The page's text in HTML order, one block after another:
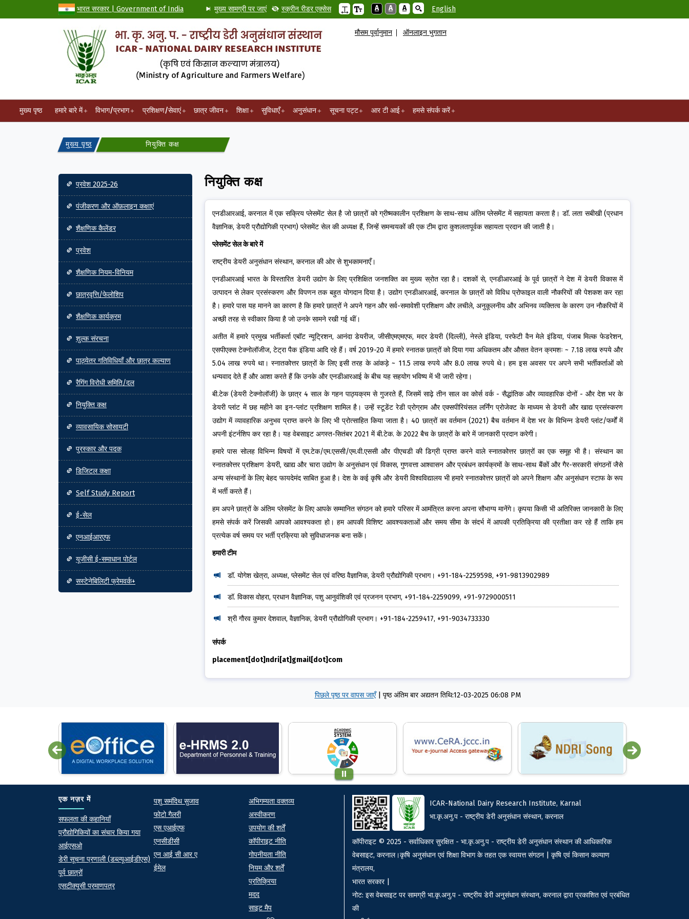
भारत सरकार | Government of India मुख्य सामग्री पर जाएं स्क्रीन रीडर एक्सेस A A A English
मौसम पूर्वानुमान ऑनलाइन भुगतान
मुख्य पृष्ठ हमारे बारे में विभाग/प्रभाग प्रशिक्षण/सेवाएं छात्र जीवन शिक्षा सुविधाएँ अनुसंधान सूचना पट्ट आर टी आई हमसे संपर्क करें
मुख्य पृष्ठ नियुक्ति कक्ष
Main navigation
प्रवेश 2025-26
पंजीकरण और ऑफ़लाइन कक्षाएं
शैक्षणिक कैलेंडर
प्रवेश
शैक्षणिक नियम-विनियम
छात्रवृत्ति/फेलोशिप
शैक्षणिक कार्यक्रम
शुल्क संरचना
पाठ्येतर गतिविधियाँ और छात्र कल्याण
रैगिंग विरोधी समिति/दल
नियुक्ति कक्ष
व्यावसायिक सोसायटी
पुरस्कार और पदक
डिजिटल कक्षा
Self Study Report
ई-सेल
एनआईआरएफ
यूजीसी ई-समाधान पोर्टल
सस्टेनेबिलिटी फ्रेमवर्क+
नियुक्ति कक्ष
एनडीआरआई, करनाल में एक सक्रिय प्लेसमेंट सेल है जो छात्रों को ग्रीष्मकालीन प्रशिक्षण के साथ-साथ अंतिम प्लेसमेंट में सहायता करता है। डॉ. लता सबीखी (प्रधान
वैज्ञानिक, डेयरी प्रौद्योगिकी प्रभाग) प्लेसमेंट सेल की अध्यक्ष हैं, जिन्हें समन्वयकों की एक टीम द्वारा कुशलतापूर्वक सहायता प्रदान की जाती है।
प्लेसमेंट सेल के बारे में
राष्ट्रीय डेयरी अनुसंधान संस्थान, करनाल की ओर से शुभकामनाएँ।
एनडीआरआई भारत के विस्तारित डेयरी उद्योग के लिए प्रशिक्षित जनशक्ति का मुख्य स्रोत रहा है। दशकों से, एनडीआरआई के पूर्व छात्रों ने देश में डेयरी विकास में
उत्पादन से लेकर प्रसंस्करण और विपणन तक बहुत योगदान दिया है। उद्योग एनडीआरआई, करनाल के छात्रों को विविध प्रोफाइल वाली नौकरियों की पेशकश कर रहा
है। हमारे पास यह मानने का कारण है कि हमारे छात्रों ने अपने गहन और सर्व-समावेशी प्रशिक्षण और लचीले, अनुकूलनीय और अभिनव व्यक्तित्व के कारण उन नौकरियों में
अच्छी तरह से स्वीकार किया है जो उनके सामने रखी गई थीं।
अतीत में हमारे प्रमुख भर्तीकर्ता एबॉट न्यूट्रिशन, आनंदा डेयरीज, जीसीएमएमएफ, मदर डेयरी (दिल्ली), नेस्ले इंडिया, परफेटी वैन मेले इंडिया, पंजाब मिल्क फेडरेशन,
एसपीएक्स टेक्नोलॉजीज, टेट्रा पैक इंडिया आदि रहे हैं। वर्ष 2019-20 में हमारे स्नातक छात्रों को दिया गया अधिकतम और औसत वेतन क्रमशः ~ 7.18 लाख रुपये और
5.04 लाख रुपये था। स्नातकोत्तर छात्रों के लिए इसी तरह के आंकड़े ~ 11.5 लाख रुपये और 8.0 लाख रुपये थे। हम इस अवसर पर अपने सभी भर्तीकर्ताओं को
धन्यवाद देते हैं और आशा करते हैं कि उनके और एनडीआरआई के बीच यह सहयोग भविष्य में भी जारी रहेगा।
बी.टेक (डेयरी टेक्नोलॉजी) के छात्र 4 साल के गहन पाठ्यक्रम से गुजरते हैं, जिसमें साढ़े तीन साल का कोर्स वर्क - सैद्धांतिक और व्यावहारिक दोनों - और देश भर के
डेयरी प्लांट में छह महीने का इन-प्लांट प्रशिक्षण शामिल है। उन्हें स्टूडेंट रेडी प्रोग्राम और एक्सपीरियंसल लर्निंग प्रोजेक्ट के माध्यम से डेयरी और खाद्य प्रसंस्करण
उद्योग में व्यावहारिक अनुभव प्राप्त करने के लिए भी प्रोत्साहित किया जाता है। 40 छात्रों का वर्तमान (2021) बैच वर्तमान में देश भर के विभिन्न डेयरी प्लांट/फर्मों में
अपनी इंटर्नशिप कर रहा है। यह वेबसाइट अगस्त-सितंबर 2021 में बी.टेक. के 2022 बैच के छात्रों के बारे में जानकारी प्रदान करेगी।
हमारे पास सोलह विभिन्न विषयों में एम.टेक/एम.एससी/एम.वी.एससी और पीएचडी की डिग्री प्राप्त करने वाले स्नातकोत्तर छात्रों का एक समूह भी है। संस्थान का
स्नातकोत्तर प्रशिक्षण डेयरी, खाद्य और चारा उद्योग के अनुसंधान एवं विकास, गुणवत्ता आश्वासन और प्रबंधन कार्यक्रमों के साथ-साथ बैंकों और गैर-सरकारी संगठनों जैसे
अन्य संस्थानों के लिए बेहद फायदेमंद साबित हुआ है। देश के कई कृषि और डेयरी विश्वविद्यालय भी हमारे स्नातकोत्तर छात्रों को अपने शिक्षण और अनुसंधान स्टाफ के रूप
में भर्ती करते हैं।
हम अपने छात्रों के अंतिम प्लेसमेंट के लिए आपके सम्मानित संगठन को हमारे परिसर में आमंत्रित करना अपना सौभाग्य मानेंगे। कृपया किसी भी अतिरिक्त जानकारी के लिए
हमसे संपर्क करें जिसकी आपको आवश्यकता हो। हम आपकी विशिष्ट आवश्यकताओं और समय सीमा के संदर्भ में आपकी प्रतिक्रिया की प्रतीक्षा कर रहे हैं ताकि हम
प्रत्येक वर्ष समय पर भर्ती प्रक्रिया को सुविधाजनक बना सकें।
हमारी टीम
डॉ. योगेश खेत्रा, अध्यक्ष, प्लेसमेंट सेल एवं वरिष्ठ वैज्ञानिक, डेयरी प्रौद्योगिकी प्रभाग। +91-184-2259598, +91-9813902989
डॉ. विकास वोहरा, प्रधान वैज्ञानिक, पशु आनुवंशिकी एवं प्रजनन प्रभाग, +91-184-2259099, +91-9729000511
श्री गौरव कुमार देशवाल, वैज्ञानिक, डेयरी प्रौद्योगिकी प्रभाग। +91-184-2259417, +91-9034733330
संपर्क
placement[dot]ndri[at]gmail[dot]com
पिछले पृष्ठ पर वापस जाएँ पृष्ठ अंतिम बार अद्यतन तिथि:12-03-2025 06:08 PM
एक नज़र में
At a Glance
सफलता की कहानियाँ
प्रौद्योगिकियों का संचार किया गया
आईएसओ
डेरी सूचना प्रणाली (डब्ल्यूआईडीएस)
पूर्व छात्रों
एसटीक्यूसी प्रमाणपत्र
Quick links
पशु समंदिथ सुजाव
फोटो गैलरी
एस एआईएफ
एनसीडीसी
एन आई सी आर ए
ईमेल
Footer
अभिगम्यता वक्तव्य
अस्वीकरण
उपयोग की शर्तें
कॉपीराइट नीति
गोपनीयता नीति
नियम और शर्तें
प्रतिक्रिया
मदद
साइट मैप
ICAR-National Dairy Research Institute, Karnal
भा.कृ.अनु.प - राष्ट्रीय डेरी अनुसंधान संस्थान, करनाल
कॉपीराइट © 2025 - सर्वाधिकार सुरक्षित - भा.कृ.अनु.प - राष्ट्रीय डेरी अनुसंधान संस्थान की आधिकारिक
वेबसाइट, करनाल।कृषि अनुसंधान एवं शिक्षा विभाग के तहत एक स्वायत्त संगठन | कृषि एवं किसान कल्याण
मंत्रालय,
भारत सरकार |
नोट: इस वेबसाइट पर सामग्री भा.कृ.अनु.प - राष्ट्रीय डेरी अनुसंधान संस्थान, करनाल द्वारा प्रकाशित एवं प्रबंधित
की